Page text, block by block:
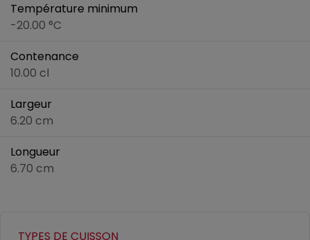
Température minimum
-20.00 °C
Contenance
10.00 cl
Largeur
6.20 cm
Longueur
6.70 cm
TYPES DE CUISSON